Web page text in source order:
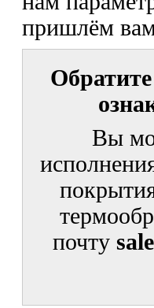
пришлём
Вы
почту